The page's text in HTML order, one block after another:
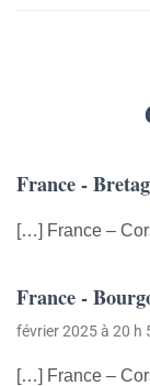
France -
[…] France –
France -
février 2025 à 20 h
[…] France –